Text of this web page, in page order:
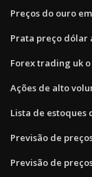
Preços do ouro
Prata preço dólar
Forex trading uk
Ações de alto
Lista de estoques
Previsão de
Previsão de